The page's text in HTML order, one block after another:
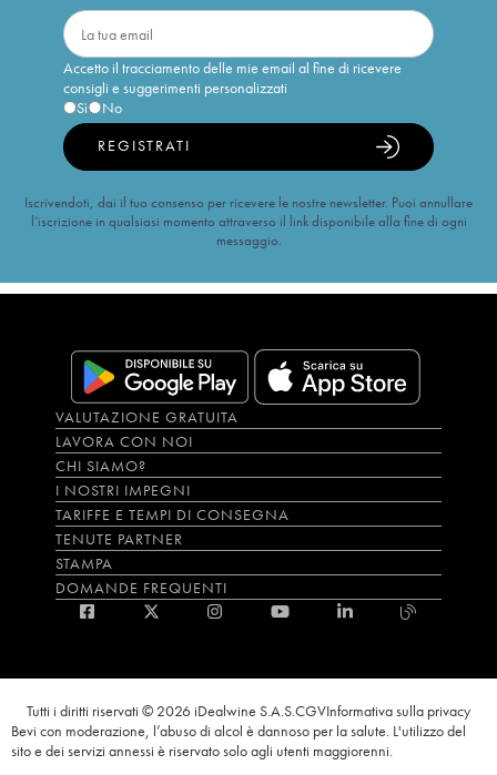
Accetto il tracciamento delle mie email al fine di ricevere
consigli e suggerimenti personalizzati
Sì
No
REGISTRATI
Iscrivendoti, dai il tuo consenso per ricevere le nostre newsletter. Puoi annullare
l’iscrizione in qualsiasi momento attraverso il link disponibile alla fine di ogni
messaggio.
VALUTAZIONE GRATUITA
LAVORA CON NOI
CHI SIAMO?
I NOSTRI IMPEGNI
TARIFFE E TEMPI DI CONSEGNA
TENUTE PARTNER
STAMPA
DOMANDE FREQUENTI
Tutti i diritti riservati © 2026 iDealwine S.A.S.CGVInformativa sulla privacy
Bevi con moderazione, l’abuso di alcol è dannoso per la salute. L'utilizzo del
sito e dei servizi annessi è riservato solo agli utenti maggiorenni.